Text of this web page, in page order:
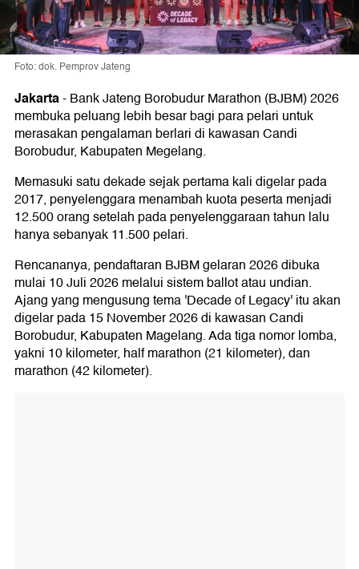
Foto: dok. Pemprov Jateng
Jakarta-Bank Jateng Borobudur Marathon (BJBM) 2026
membuka peluang lebih besar bagi para pelari untuk
merasakan pengalaman berlari di kawasan Candi
Borobudur, Kabupaten Megelang.
Memasuki satu dekade sejak pertama kali digelar pada
2017, penyelenggara menambah kuota peserta menjadi
12.500 orang setelah pada penyelenggaraan tahun lalu
hanya sebanyak 11.500 pelari.
Rencananya, pendaftaran BJBM gelaran 2026 dibuka
mulai 10 Juli 2026 melalui sistem ballot atau undian.
Ajang yang mengusung tema 'Decade of Legacy' itu akan
digelar pada 15 November 2026 di kawasan Candi
Borobudur, Kabupaten Magelang. Ada tiga nomor lomba,
yakni 10 kilometer, half marathon (21 kilometer), dan
marathon (42 kilometer).